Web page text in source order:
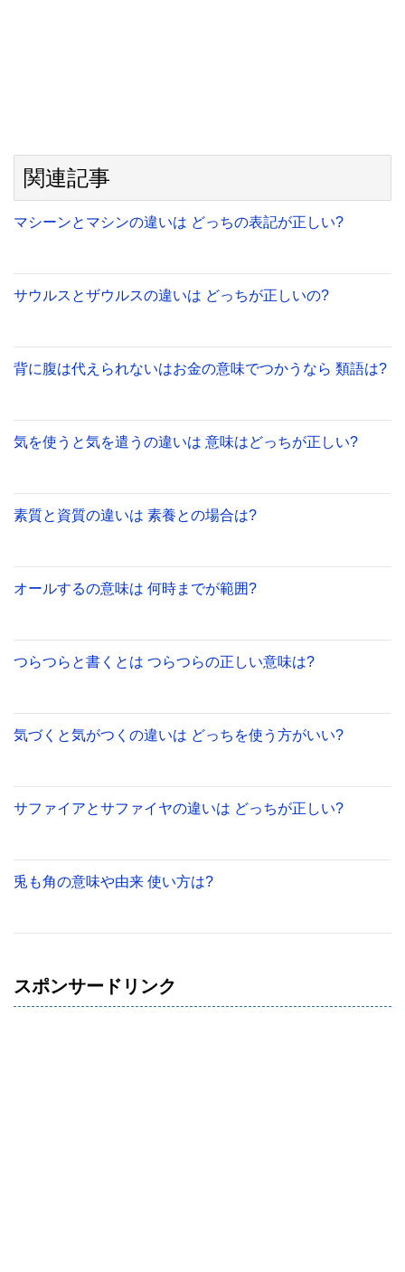
関連記事
マシーンとマシンの違いは どっちの表記が正しい?
サウルスとザウルスの違いは どっちが正しいの?
背に腹は代えられないはお金の意味でつかうなら 類語は?
気を使うと気を遣うの違いは 意味はどっちが正しい?
素質と資質の違いは 素養との場合は?
オールするの意味は 何時までが範囲?
つらつらと書くとは つらつらの正しい意味は?
気づくと気がつくの違いは どっちを使う方がいい?
サファイアとサファイヤの違いは どっちが正しい?
兎も角の意味や由来 使い方は?
スポンサードリンク